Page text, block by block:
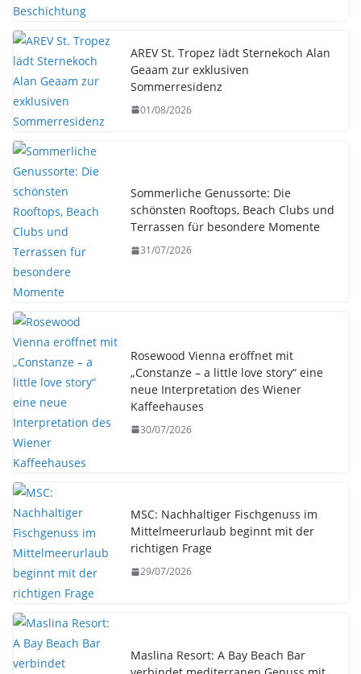
AREV St. Tropez lädt Sternekoch Alan
Geaam zur exklusiven
Sommerresidenz
01/08/2026
Sommerliche Genussorte: Die
schönsten Rooftops, Beach Clubs und
Terrassen für besondere Momente
31/07/2026
Rosewood Vienna eröffnet mit
„Constanze – a little love story“ eine
neue Interpretation des Wiener
Kaffeehauses
30/07/2026
MSC: Nachhaltiger Fischgenuss im
Mittelmeerurlaub beginnt mit der
richtigen Frage
29/07/2026
Maslina Resort: A Bay Beach Bar